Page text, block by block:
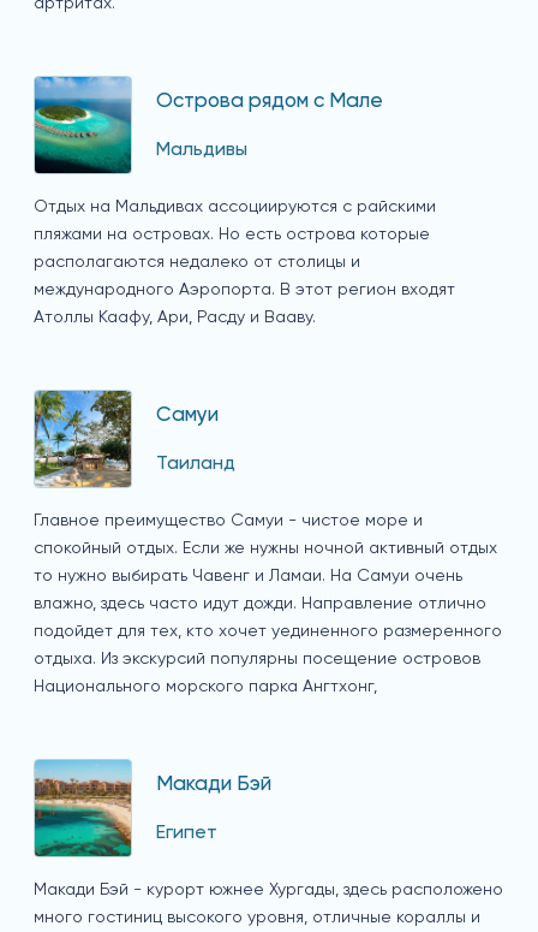
Острова рядом с Мале
Мальдивы
Отдых на Мальдивах ассоциируются с райскими
пляжами на островах. Но есть острова которые
располагаются недалеко от столицы и
международного Аэропорта. В этот регион входят
Атоллы Каафу, Ари, Расду и Вааву.
Самуи
Таиланд
Главное преимущество Самуи - чистое море и
спокойный отдых. Если же нужны ночной активный отдых
то нужно выбирать Чавенг и Ламаи. На Самуи очень
влажно, здесь часто идут дожди. Направление отлично
подойдет для тех, кто хочет уединенного размеренного
отдыха. Из экскурсий популярны посещение островов
Национального морского парка Ангтхонг,
Макади Бэй
Египет
Макади Бэй - курорт южнее Хургады, здесь расположено
много гостиниц высокого уровня, отличные кораллы и